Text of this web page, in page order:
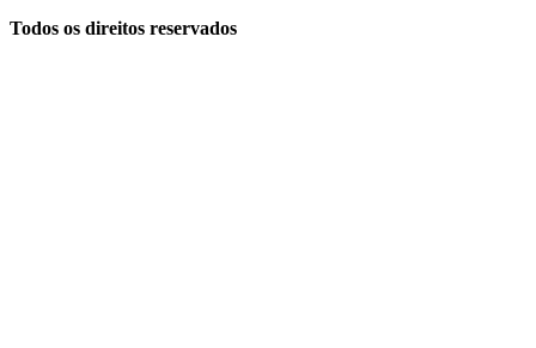
Todos os direitos reservados